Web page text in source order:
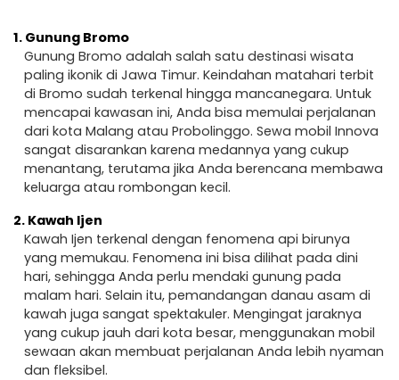
1. Gunung Bromo
Gunung Bromo adalah salah satu destinasi wisata
paling ikonik di Jawa Timur. Keindahan matahari terbit
di Bromo sudah terkenal hingga mancanegara. Untuk
mencapai kawasan ini, Anda bisa memulai perjalanan
dari kota Malang atau Probolinggo. Sewa mobil Innova
sangat disarankan karena medannya yang cukup
menantang, terutama jika Anda berencana membawa
keluarga atau rombongan kecil.
2. Kawah Ijen
Kawah Ijen terkenal dengan fenomena api birunya
yang memukau. Fenomena ini bisa dilihat pada dini
hari, sehingga Anda perlu mendaki gunung pada
malam hari. Selain itu, pemandangan danau asam di
kawah juga sangat spektakuler. Mengingat jaraknya
yang cukup jauh dari kota besar, menggunakan mobil
sewaan akan membuat perjalanan Anda lebih nyaman
dan fleksibel.